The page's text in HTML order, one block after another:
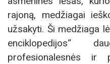
rajoną, medžiagai
užsakyti. Ši medžiaga
enciklopedijos“
profesionalesnės ir